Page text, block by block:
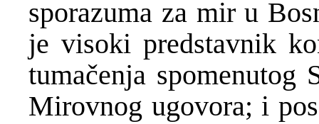
sporazuma za mir u
je visoki predstavnik
tumačenja spomenutog
Mirovnog ugovora; i